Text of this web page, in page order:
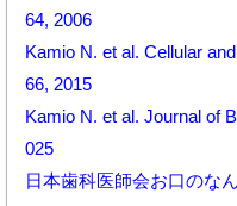
64, 2006
Kamio N. et al. Cellular
66, 2015
Kamio N. et al. Journal of
025
日本歯科医師会お口のな